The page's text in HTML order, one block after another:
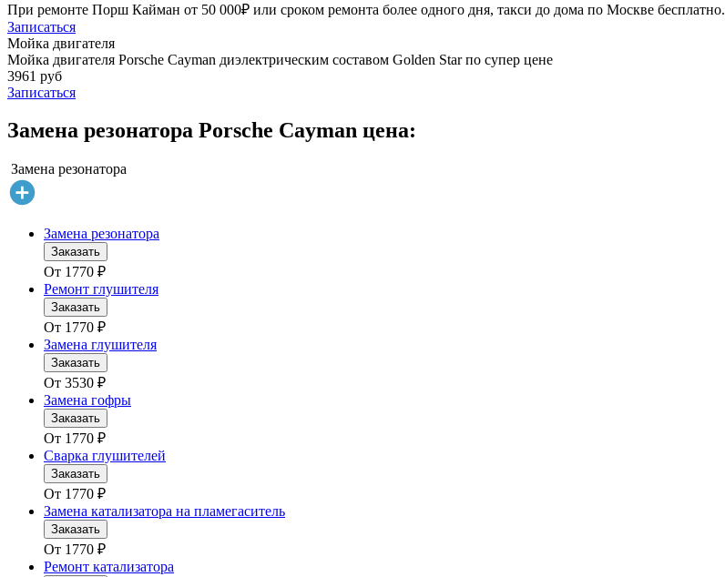
При ремонте Порш Кайман от 50 000₽ или сроком ремонта более одного дня, такси до дома по Москве бесплатно.
Записаться
Мойка двигателя
Мойка двигателя Porsche Cayman диэлектрическим составом Golden Star по супер цене
3961 руб
Записаться
Замена резонатора Porsche Cayman цена:
Замена резонатора
Замена резонатора
Заказать
От 1770 ₽
Ремонт глушителя
Заказать
От 1770 ₽
Замена глушителя
Заказать
От 3530 ₽
Замена гофры
Заказать
От 1770 ₽
Сварка глушителей
Заказать
От 1770 ₽
Замена катализатора на пламегаситель
Заказать
От 1770 ₽
Ремонт катализатора